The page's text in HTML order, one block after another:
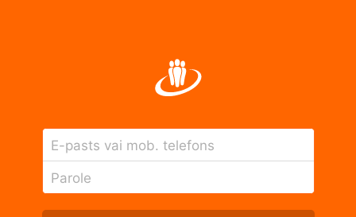
E-pasts vai mob. telefons
Parole